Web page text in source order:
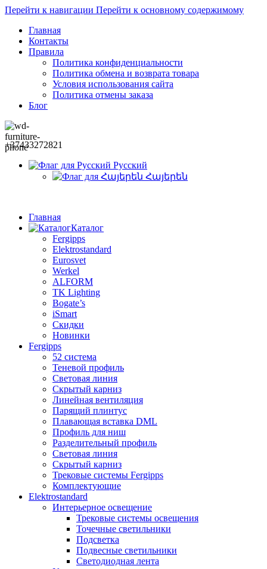
Перейти к навигации Перейти к основному содержимому
Главная
Контакты
Правила
Политика конфиденциальности
Политика обмена и возврата товара
Условия использования сайта
Политика отмены заказа
Блог
+37433272821
Русский
Հայերեն
Главная
Каталог
Fergipps
Elektrostandard
Eurosvet
Werkel
ALFORM
TK Lighting
Bogate’s
iSmart
Скидки
Новинки
Fergipps
52 система
Теневой профиль
Световая линия
Скрытый карниз
Линейная вентиляция
Парящий плинтус
Плавающая вставка DML
Профиль для ниш
Разделительный профиль
Световая линия
Скрытый карниз
Трековые системы Fergipps
Комплектующие
Elektrostandard
Интерьерное освещение
Трековые системы освещения
Точечные светильники
Подсветка
Подвесные светильники
Светодиодная лента